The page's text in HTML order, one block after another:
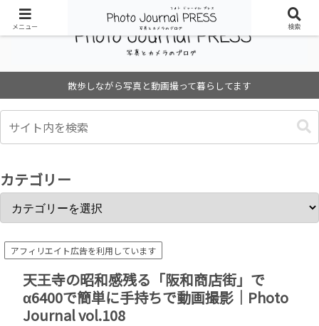
散歩しながら写真と動画撮って暮らしてます
カテゴリー
アフィリエイト広告を利用しています
天王寺の昭和感残る「阪和商店街」で
α6400で簡単に手持ちで動画撮影｜Photo
Journal vol.108
メニュー 検索